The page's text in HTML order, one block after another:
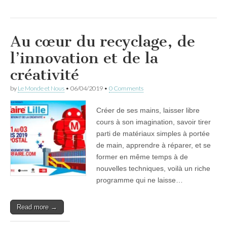
Au cœur du recyclage, de
l’innovation et de la
créativité
by Le Monde et Nous • 06/04/2019 • 0 Comments
Créer de ses mains, laisser libre
cours à son imagination, savoir tirer
parti de matériaux simples à portée
de main, apprendre à réparer, et se
former en même temps à de
nouvelles techniques, voilà un riche
programme qui ne laisse…
Read more →